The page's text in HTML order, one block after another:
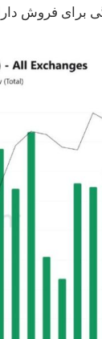
برای فروش